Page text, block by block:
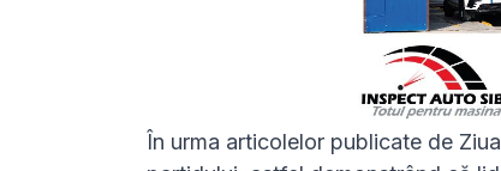
În urma articolelor publicate de